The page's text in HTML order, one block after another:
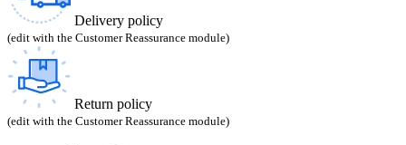
Delivery policy
(edit with the Customer Reassurance module)
Return policy
(edit with the Customer Reassurance module)